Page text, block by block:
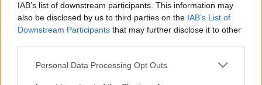
IAB’s list of downstream participants. This information may
also be disclosed by us to third parties on the IAB’s List of
Downstream Participants that may further disclose it to other
Please note that this website/app uses one or more Google
Personal Data Processing Opt Outs
Kölcsönveszi barátnője, Vadász Frici nevét, és mint
érettségiző fiatalember, útitársul szegődik a
Velencében aztán tovább bonyolódnak a szálak,